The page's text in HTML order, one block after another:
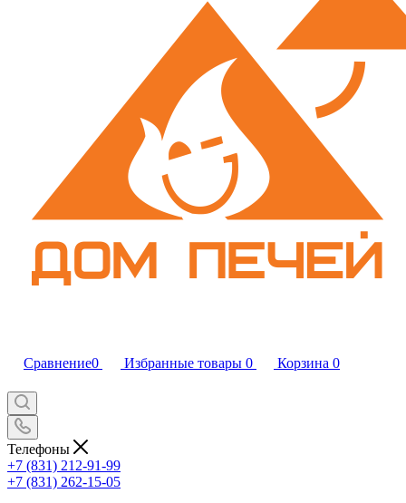
Сравнение0 Избранные товары 0 Корзина 0
Телефоны
+7 (831) 212-91-99
+7 (831) 262-15-05